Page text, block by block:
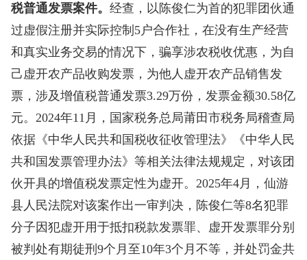
税普通发票案件。 经查，以陈俊仁为首的犯罪团伙通
过虚假注册并实际控制5户合作社，在没有生产经营
和真实业务交易的情况下，骗享涉农税收优惠，为自
己虚开农产品收购发票，为他人虚开农产品销售发
票，涉及增值税普通发票3.29万份，发票金额30.58亿
元。2024年11月，国家税务总局莆田市税务局稽查局
依据《中华人民共和国税收征收管理法》《中华人民
共和国发票管理办法》等相关法律法规规定，对该团
伙开具的增值税发票定性为虚开。2025年4月，仙游
县人民法院对该案作出一审判决，陈俊仁等8名犯罪
分子因犯虚开用于抵扣税款发票罪、虚开发票罪分别
被判处有期徒刑9个月至10年3个月不等，并处罚金共